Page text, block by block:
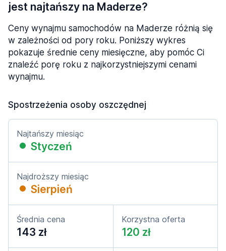
jest najtańszy na Maderze?
Ceny wynajmu samochodów na Maderze różnią się
w zależności od pory roku. Poniższy wykres
pokazuje średnie ceny miesięczne, aby pomóc Ci
znaleźć porę roku z najkorzystniejszymi cenami
wynajmu.
Spostrzeżenia osoby oszczędnej
Najtańszy miesiąc
Styczeń
Najdroższy miesiąc
Sierpień
Średnia cena
143 zł
Korzystna oferta
120 zł